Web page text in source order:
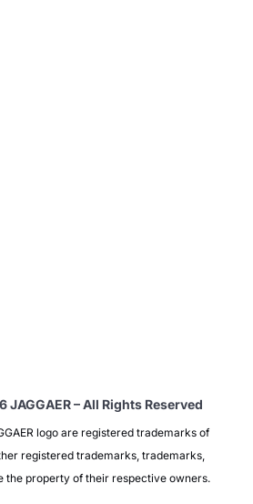
– All Rights Reserved
logo are registered trademarks of
registered trademarks, trademarks,
the property of their respective owners.